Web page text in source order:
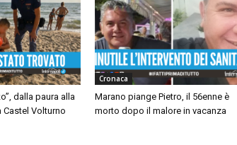
dalla paura alla
Volturno
Cronaca
Marano piange Pietro, il 56enne è
morto dopo il malore in vacanza